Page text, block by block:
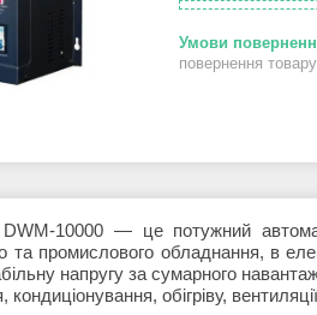
повернення
DWM-10000 — це потужний
та промислового обладнання, в
напругу за сумарного
кондиціонування, обігріву,